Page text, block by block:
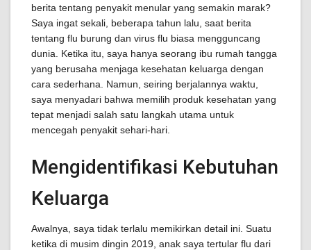
berita tentang penyakit menular yang semakin marak?
Saya ingat sekali, beberapa tahun lalu, saat berita
tentang flu burung dan virus flu biasa mengguncang
dunia. Ketika itu, saya hanya seorang ibu rumah tangga
yang berusaha menjaga kesehatan keluarga dengan
cara sederhana. Namun, seiring berjalannya waktu,
saya menyadari bahwa memilih produk kesehatan yang
tepat menjadi salah satu langkah utama untuk
mencegah penyakit sehari-hari.
Mengidentifikasi Kebutuhan
Keluarga
Awalnya, saya tidak terlalu memikirkan detail ini. Suatu
ketika di musim dingin 2019, anak saya tertular flu dari